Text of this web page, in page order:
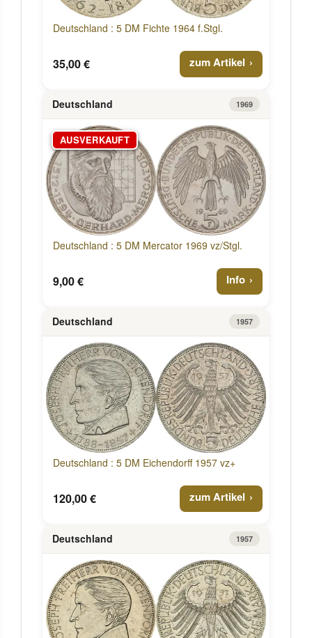
Deutschland : 5 DM Fichte 1964 f.Stgl.
35,00 € zum Artikel
Deutschland 1969
AUSVERKAUFT
Deutschland : 5 DM Mercator 1969 vz/Stgl.
9,00 € Info
Deutschland 1957
Deutschland : 5 DM Eichendorff 1957 vz+
120,00 € zum Artikel
Deutschland 1957